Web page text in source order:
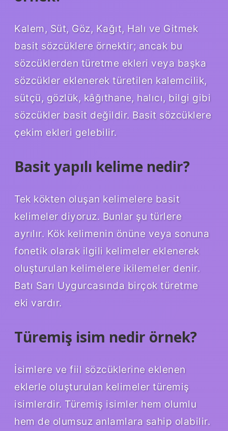
Kalem, Süt, Göz, Kağıt, Halı ve Gitmek
basit sözcüklere örnektir; ancak bu
sözcüklerden türetme ekleri veya başka
sözcükler eklenerek türetilen kalemcilik,
sütçü, gözlük, kâğıthane, halıcı, bilgi gibi
sözcükler basit değildir. Basit sözcüklere
çekim ekleri gelebilir.
Basit yapılı kelime nedir?
Tek kökten oluşan kelimelere basit
kelimeler diyoruz. Bunlar şu türlere
ayrılır. Kök kelimenin önüne veya sonuna
fonetik olarak ilgili kelimeler eklenerek
oluşturulan kelimelere ikilemeler denir.
Batı Sarı Uygurcasında birçok türetme
eki vardır.
Türemiş isim nedir örnek?
İsimlere ve fiil sözcüklerine eklenen
eklerle oluşturulan kelimeler türemiş
isimlerdir. Türemiş isimler hem olumlu
hem de olumsuz anlamlara sahip olabilir.